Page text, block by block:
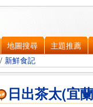
地圖搜尋
主題推薦
/ 新鮮食記
日出茶太(宜